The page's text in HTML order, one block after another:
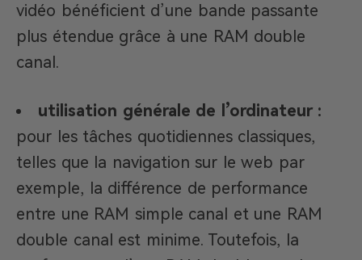
vidéo bénéficient d’une bande passante
plus étendue grâce à une RAM double
canal.
utilisation générale de l’ordinateur :
pour les tâches quotidiennes classiques,
telles que la navigation sur le web par
exemple, la différence de performance
entre une RAM simple canal et une RAM
double canal est minime. Toutefois, la